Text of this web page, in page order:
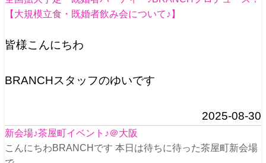
【大規模立食・既婚者飲み会について♪】
皆様こんにちわ
BRANCHスタッフのゆいです
2025-08-30
新会場♪茶屋町イベント♪＠大阪
こんにちわBRANCHです 本日は待ちに待った茶屋町新会場